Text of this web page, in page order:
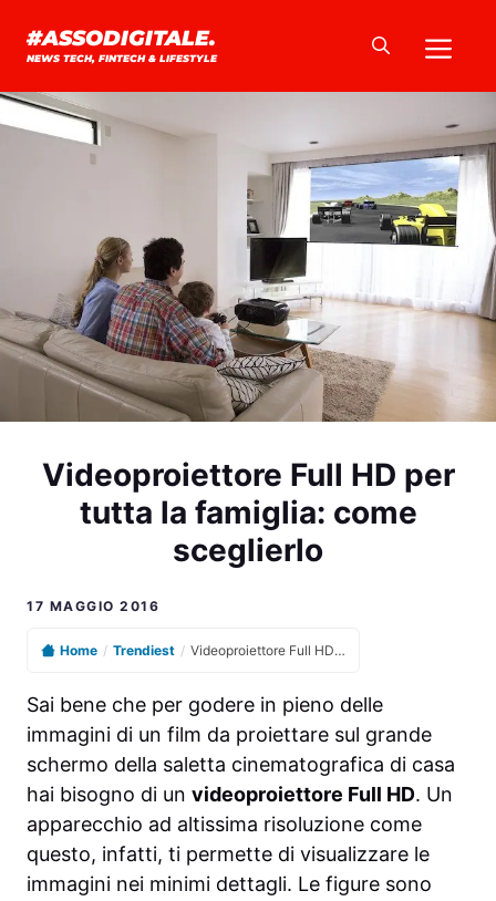
#ASSODIGITALE.
NEWS TECH, FINTECH & LIFESTYLE
Videoproiettore Full HD per
tutta la famiglia: come
sceglierlo
17 MAGGIO 2016
Home / Trendiest / Videoproiettore Full HD per tutta la famiglia: come sceglierlo
Sai bene che per godere in pieno delle
immagini di un film da proiettare sul grande
schermo della saletta cinematografica di casa
hai bisogno di un videoproiettore Full HD. Un
apparecchio ad altissima risoluzione come
questo, infatti, ti permette di visualizzare le
immagini nei minimi dettagli. Le figure sono